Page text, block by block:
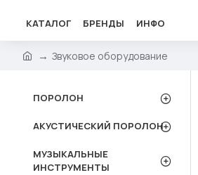
КАТАЛОГ БРЕНДЫ ИНФО
Звуковое оборудование
ПОРОЛОН
АКУСТИЧЕСКИЙ ПОРОЛОН
МУЗЫКАЛЬНЫЕ
ИНСТРУМЕНТЫ